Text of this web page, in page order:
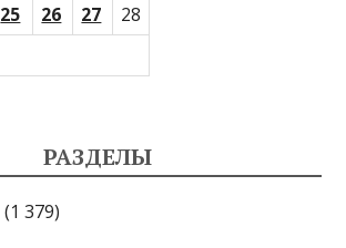
25 26 27
28
РАЗДЕЛЫ
(1 379)